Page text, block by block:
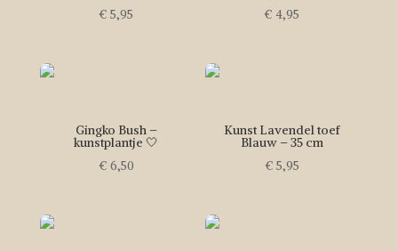
€ 5,95 € 4,95
Gingko Bush –
kunstplantje 🤍
€ 6,50
Kunst Lavendel toef
Blauw – 35 cm
€ 5,95